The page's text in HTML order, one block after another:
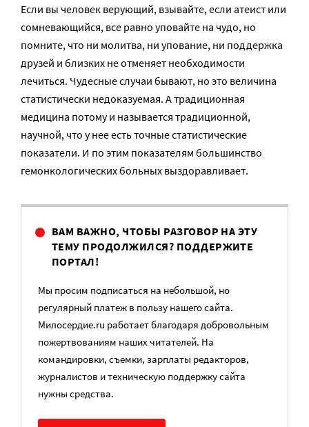
Если вы человек верующий, взывайте, если атеист или
сомневающийся, все равно уповайте на чудо, но
помните, что ни молитва, ни упование, ни поддержка
друзей и близких не отменяет необходимости
лечиться. Чудесные случаи бывают, но это величина
статистически недоказуемая. А традиционная
медицина потому и называется традиционной,
научной, что у нее есть точные статистические
показатели. И по этим показателям большинство
гемонкологических больных выздоравливает.
ВАМ ВАЖНО, ЧТОБЫ РАЗГОВОР НА ЭТУ
ТЕМУ ПРОДОЛЖИЛСЯ? ПОДДЕРЖИТЕ
ПОРТАЛ!
Мы просим подписаться на небольшой, но
регулярный платеж в пользу нашего сайта.
Милосердие.ru работает благодаря добровольным
пожертвованиям наших читателей. На
командировки, съемки, зарплаты редакторов,
журналистов и техническую поддержку сайта
нужны средства.